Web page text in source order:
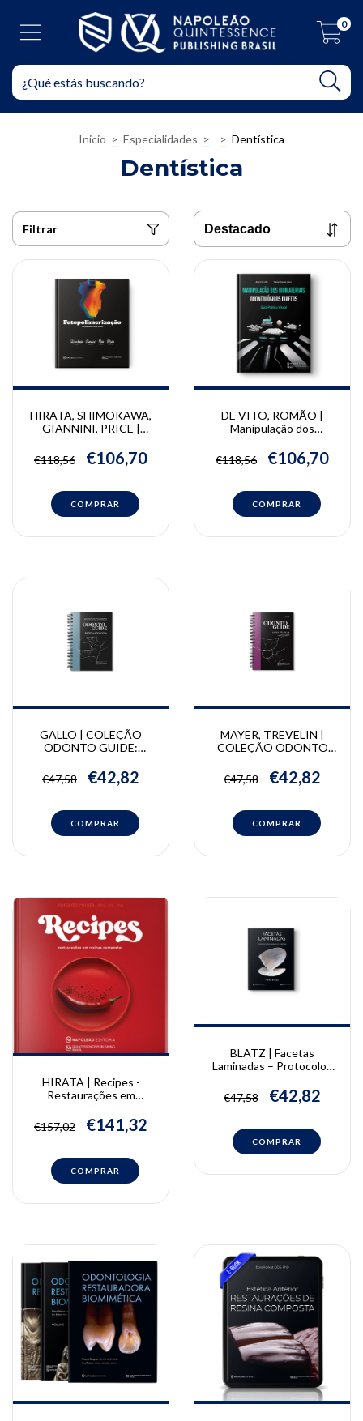
0
Inicio > Especialidades > > Dentística
Dentística
Filtrar
HIRATA, SHIMOKAWA,
GIANNINI, PRICE |
Ronaldo Hirata, Carlos
Shimokawa, Marcelo
€118,56 €106,70
DE VITO, ROMÃO |
Manipulação dos
Odontológicos Diretos |
André De Vito, Waldyr
€118,56 €106,70
GALLO | COLEÇÃO
ODONTO GUIDE:
Gallo, Andréa Witzel,
Celso Lemos Júnior, Fábio
€47,58 €42,82
MAYER, TREVELIN |
COLEÇÃO ODONTO
Mayer, Lívia Tosi Trevelin
€47,58 €42,82
HIRATA | Recipes -
Restaurações em
Ronaldo Hirata
€157,02 €141,32
BLATZ | Facetas
Laminadas – Protocolos
evidências | Markus B.
Blatz
€47,58 €42,82